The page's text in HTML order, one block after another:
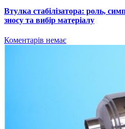
Втулка стабілізатора: роль,
зносу та вибір матеріалу
Коментарів немає